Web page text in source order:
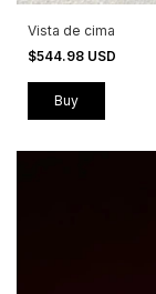
Vista de cima
$544.98 USD